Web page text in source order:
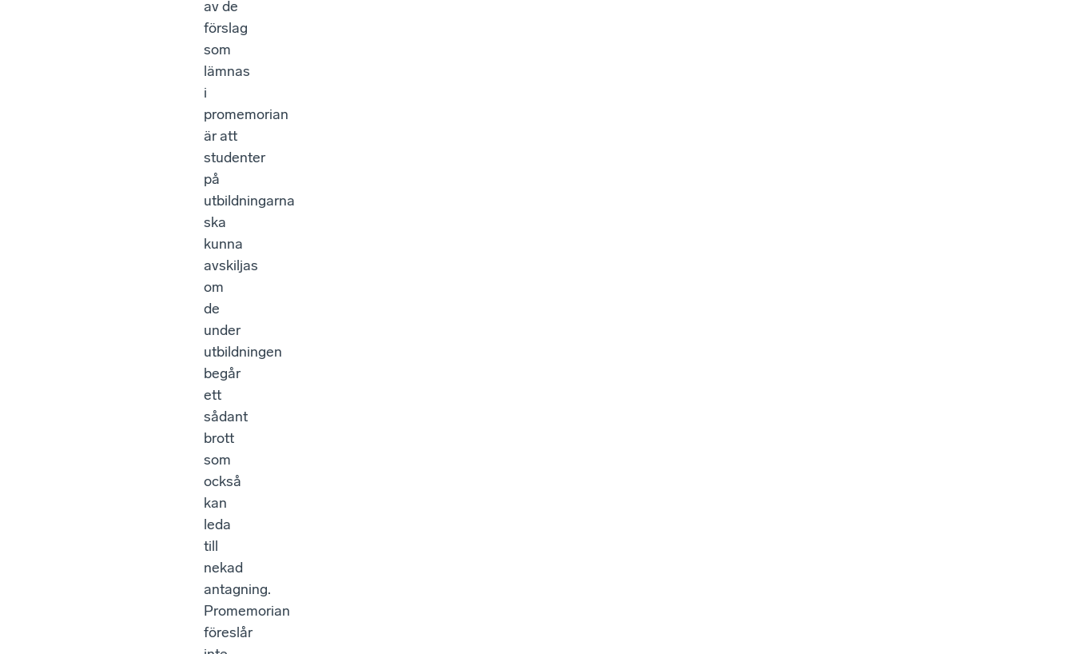
av de
förslag
som
lämnas
i
promemorian
är att
studenter
på
utbildningarna
ska
kunna
avskiljas
om
de
under
utbildningen
begår
ett
sådant
brott
som
också
kan
leda
till
nekad
antagning.
Promemorian
föreslår